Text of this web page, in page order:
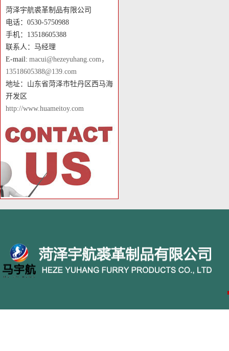
菏泽宇航裘革制品有限公司
电话：0530-5750988
手机：13518605388
联系人：马经理
E-mail: macui@hezeyuhang.com，
13518605388@139.com
地址：山东省菏泽市牡丹区西马海
开发区
http://www.huameitoy.com